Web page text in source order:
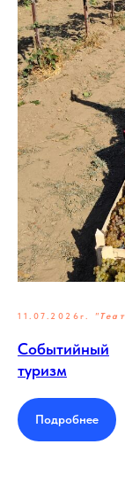
11.07.2026г.
Событийный
туризм
Подробнее